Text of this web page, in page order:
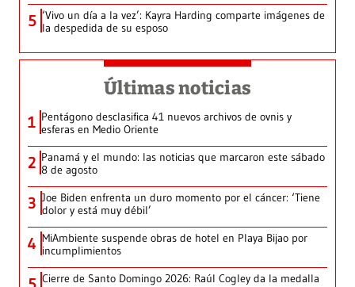
5 ‘Vivo un día a la vez’: Kayra Harding comparte imágenes de
la despedida de su esposo
Últimas noticias
1 Pentágono desclasifica 41 nuevos archivos de ovnis y
esferas en Medio Oriente
2 Panamá y el mundo: las noticias que marcaron este sábado
8 de agosto
3 Joe Biden enfrenta un duro momento por el cáncer: ‘Tiene
dolor y está muy débil’
4 MiAmbiente suspende obras de hotel en Playa Bijao por
incumplimientos
Cierre de Santo Domingo 2026: Raúl Cogley da la medalla